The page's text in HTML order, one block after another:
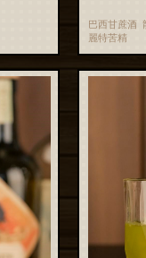
巴西甘蔗酒
麗特苦精